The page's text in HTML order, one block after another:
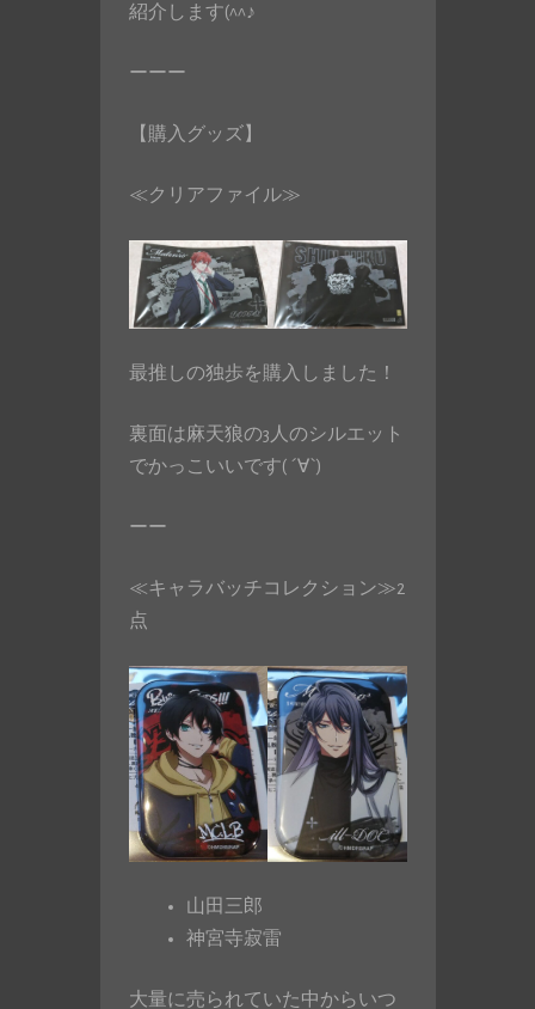
紹介します(^^♪
ーーー
【購入グッズ】
≪クリアファイル≫
最推しの独歩を購入しました！
裏面は麻天狼の3人のシルエット
でかっこいいです( ´∀`)
ーー
≪キャラバッチコレクション≫2
点
山田三郎
神宮寺寂雷
大量に売られていた中からいつ